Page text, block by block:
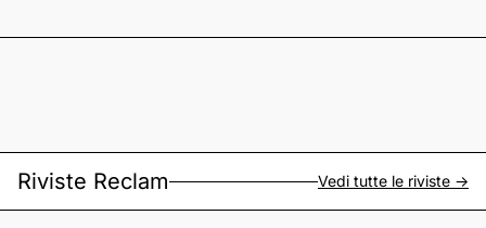
Riviste Reclam Vedi tutte le riviste ->